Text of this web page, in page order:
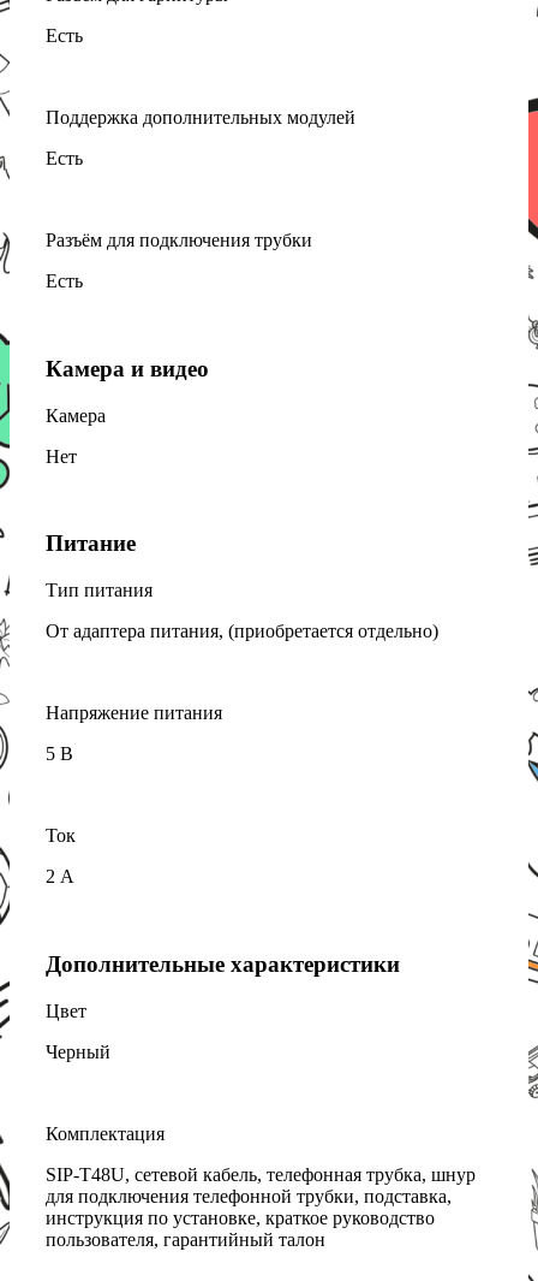
Есть
Поддержка дополнительных модулей
Есть
Разъём для подключения трубки
Есть
Камера и видео
Камера
Нет
Питание
Тип питания
От адаптера питания, (приобретается отдельно)
Напряжение питания
5 В
Ток
2 А
Дополнительные характеристики
Цвет
Черный
Комплектация
SIP-T48U, сетевой кабель, телефонная трубка, шнур
для подключения телефонной трубки, подставка,
инструкция по установке, краткое руководство
пользователя, гарантийный талон